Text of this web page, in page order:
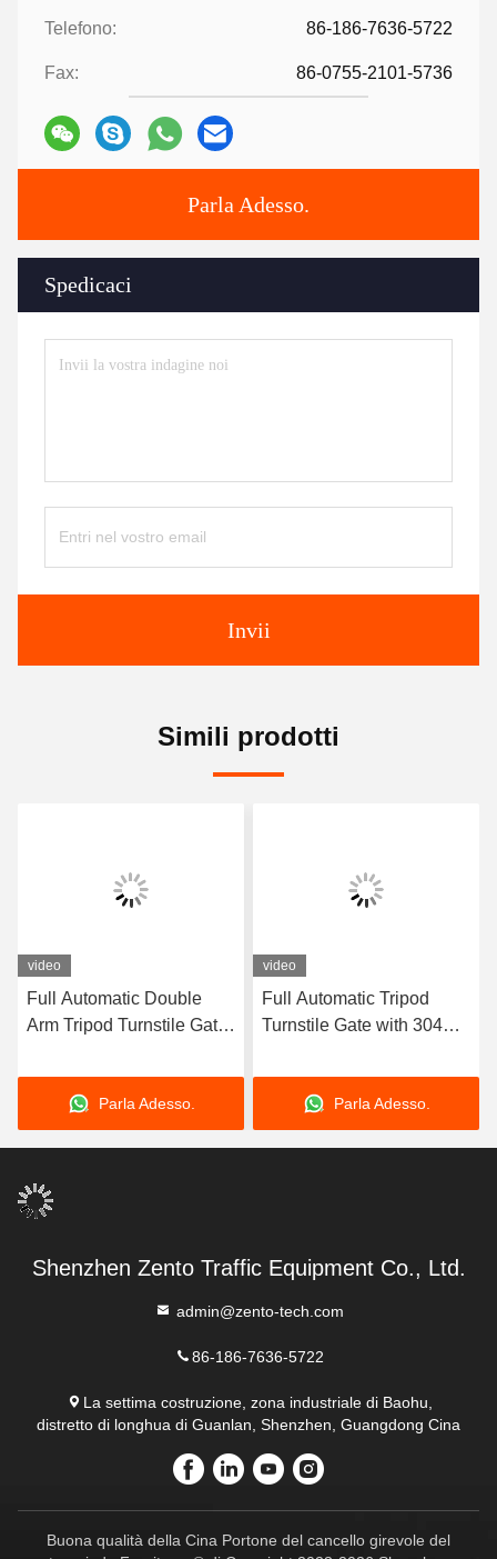
Telefono: 86-186-7636-5722
Fax: 86-0755-2101-5736
Parla Adesso.
Spedicaci
Invii
Simili prodotti
video
Full Automatic Double
Arm Tripod Turnstile Gate
Communication AC
220V/110V and 30-45
Persons Per Minute
Parla Adesso.
video
Full Automatic Tripod
Turnstile Gate with 304
Construction AC
220V/110V and 30-45
Persons Per Minute
Parla Adesso.
Shenzhen Zento Traffic Equipment Co., Ltd.
admin@zento-tech.com
86-186-7636-5722
La settima costruzione, zona industriale di Baohu,
distretto di longhua di Guanlan, Shenzhen, Guangdong Cina
Buona qualità della Cina Portone del cancello girevole del